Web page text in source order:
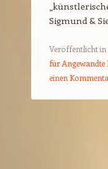
Sigmund &
Veröffentlicht in
für Angewandte
einen